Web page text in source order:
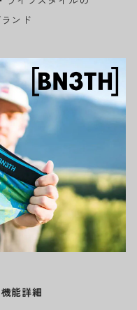
ンド
能詳細